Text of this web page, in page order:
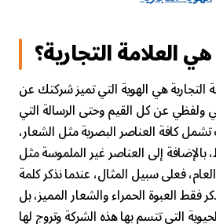
العلامة التجارية؟
التجارية هي الهوية التي تميز شركتك عن
ولفظي عن كل القيم وحتى الرسالة التي
كافة العناصر البصرية مثل الشعار،
بالإضافة إلى العناصر غير الملموسة مثل
فعلى سبيل المثال، عندما نذكر كلمة
فقط العبوة الحمراء والشعار المميز، بل